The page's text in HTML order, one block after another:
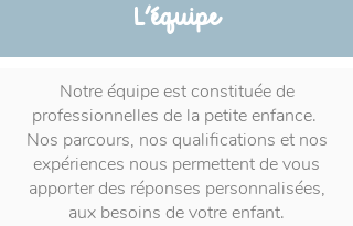
L'équipe
Notre équipe est constituée de
professionnelles de la petite enfance.
Nos parcours, nos qualifications et nos
expériences nous permettent de vous
apporter des réponses personnalisées,
aux besoins de votre enfant.